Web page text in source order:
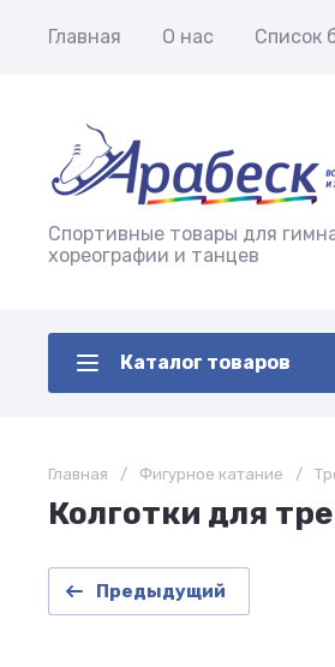
Главная О нас Список
Спортивные товары для
хореографии и танцев
Каталог товаров
Главная / Фигурное катание /
Колготки для
Предыдущий